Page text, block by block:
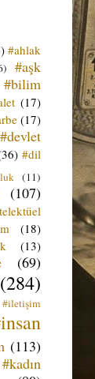
#ahlak
#aşk
#bilim
(17)
(17)
#devlet
#dil
(11)
(107)
(18)
(13)
(69)
(284)
#iletişim
(113)
#kadın